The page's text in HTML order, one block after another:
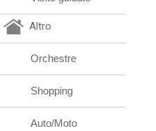
Altro
Orchestre
Shopping
Auto/Moto